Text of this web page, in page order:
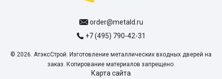
order@metald.ru
+7 (495) 790-42-31
© 2026. АтэксСтрой. Изготовление металлических входных дверей на
заказ. Копирование материалов запрещено.
Карта сайта